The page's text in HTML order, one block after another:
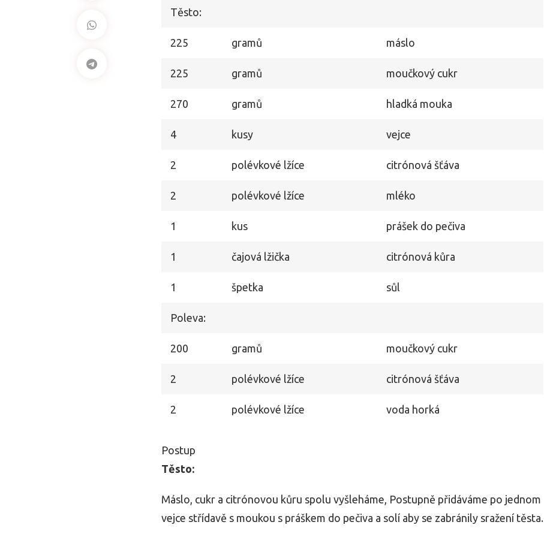
Těsto:
225 gramů máslo
225 gramů moučkový cukr
270 gramů hladká mouka
4 kusy vejce
2 polévkové lžíce citrónová šťáva
2 polévkové lžíce mléko
1 kus prášek do pečiva
1 čajová lžička citrónová kůra
1 špetka sůl
Poleva:
200 gramů moučkový cukr
2 polévkové lžíce citrónová šťáva
2 polévkové lžíce voda horká
Postup
Těsto:
Máslo, cukr a citrónovou kůru spolu vyšleháme, Postupně přidáváme po jednom
vejce střídavě s moukou s práškem do pečiva a solí aby se zabránily sražení těsta.